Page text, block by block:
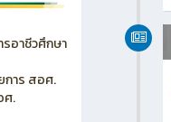
อาชีวศึกษา
การ สอศ.
ศ.